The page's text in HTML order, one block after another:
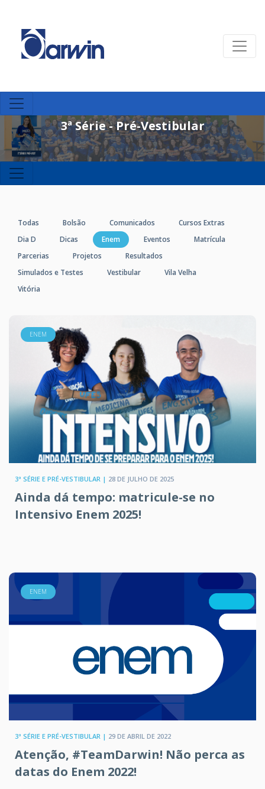
3ª Série - Pré-Vestibular
Todas Bolsão Comunicados
Cursos Extras
Dia D
Dicas Enem Eventos
Matrícula
Parcerias
Projetos
Resultados
Simulados e Testes
Vestibular
Vila Velha
Vitória
ENEM
3ª SÉRIE E PRÉ-VESTIBULAR | 28 DE JULHO DE 2025
Ainda dá tempo: matricule-se no
Intensivo Enem 2025!
ENEM
3ª SÉRIE E PRÉ-VESTIBULAR | 29 DE ABRIL DE 2022
Atenção, #TeamDarwin! Não perca as
datas do Enem 2022!